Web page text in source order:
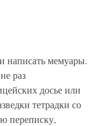
написать мемуары.
раз
досье или
тетрадки со
переписку,